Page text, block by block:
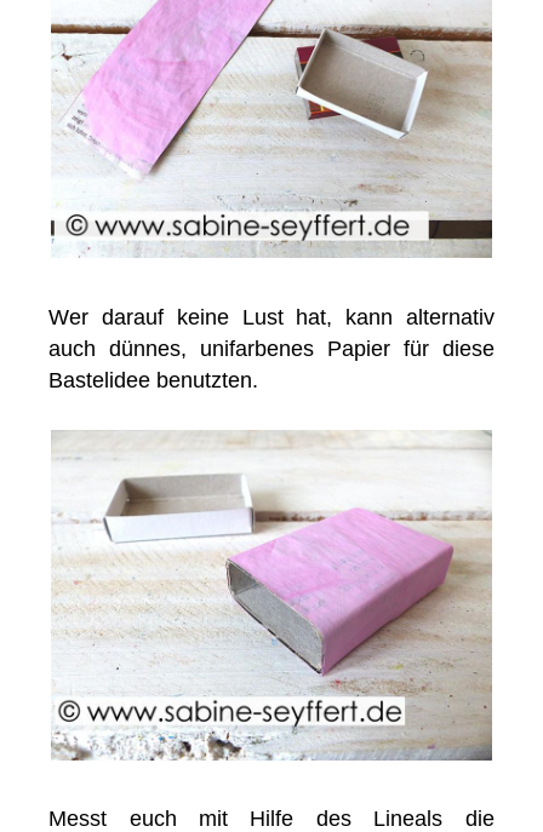
Wer darauf keine Lust hat, kann alternativ
auch dünnes, unifarbenes Papier für diese
Bastelidee benutzten.
Messt euch mit Hilfe des Lineals die